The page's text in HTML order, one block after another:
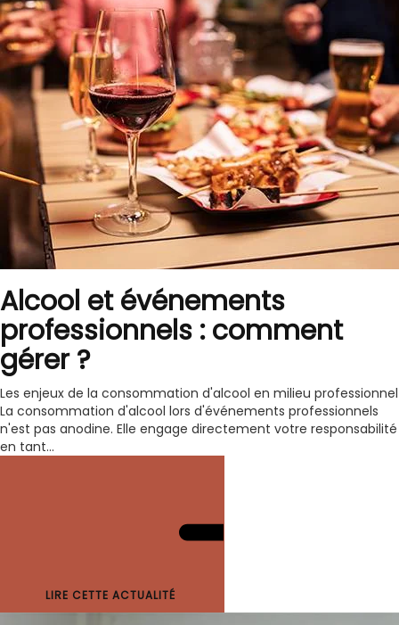
Alcool et événements
professionnels : comment
gérer ?
Les enjeux de la consommation d'alcool en milieu professionnel
La consommation d'alcool lors d'événements professionnels
n'est pas anodine. Elle engage directement votre responsabilité
en tant...
LIRE CETTE ACTUALITÉ